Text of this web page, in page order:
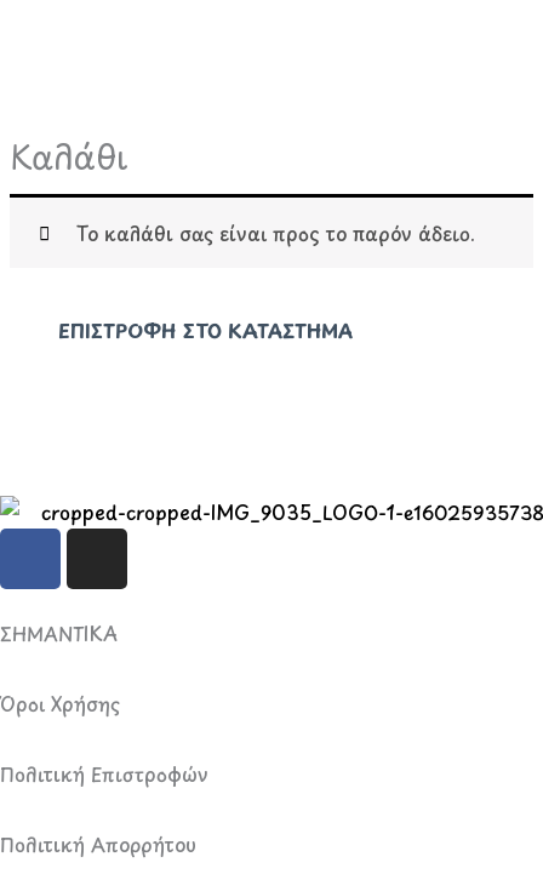
Καλάθι
Το καλάθι σας είναι προς το παρόν άδειο.
ΕΠΙΣΤΡΟΦΉ ΣΤΟ ΚΑΤΆΣΤΗΜΑ
F
c
e
o
o
k
I
s
t
g
r
m
ΣΗΜΑΝΤΙΚΑ
Όροι Χρήσης
Πολιτική Επιστροφών
Πολιτική Απορρήτου